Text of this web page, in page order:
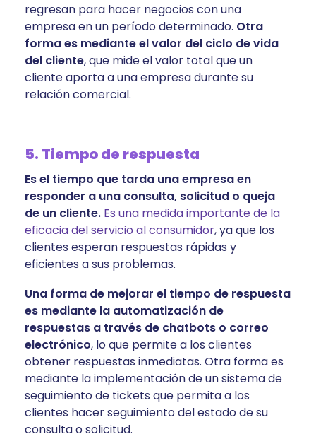
regresan para hacer negocios con una
empresa en un período determinado. Otra
forma es mediante el valor del ciclo de vida
del cliente, que mide el valor total que un
cliente aporta a una empresa durante su
relación comercial.
5. Tiempo de respuesta
Es el tiempo que tarda una empresa en
responder a una consulta, solicitud o queja
de un cliente. Es una medida importante de la
eficacia del servicio al consumidor, ya que los
clientes esperan respuestas rápidas y
eficientes a sus problemas.
Una forma de mejorar el tiempo de respuesta
es mediante la automatización de
respuestas a través de chatbots o correo
electrónico, lo que permite a los clientes
obtener respuestas inmediatas. Otra forma es
mediante la implementación de un sistema de
seguimiento de tickets que permita a los
clientes hacer seguimiento del estado de su
consulta o solicitud.